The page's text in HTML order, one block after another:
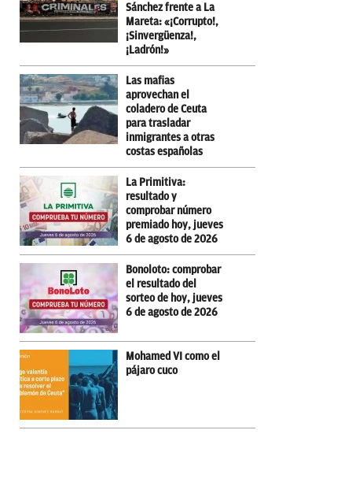
Sánchez frente a La
Mareta: «¡Corrupto!,
¡Sinvergüenza!,
¡Ladrón!»
Las mafias
aprovechan el
coladero de Ceuta
para trasladar
inmigrantes a otras
costas españolas
La Primitiva:
resultado y
comprobar número
premiado hoy, jueves
6 de agosto de 2026
Bonoloto: comprobar
el resultado del
sorteo de hoy, jueves
6 de agosto de 2026
Mohamed VI como el
pájaro cuco